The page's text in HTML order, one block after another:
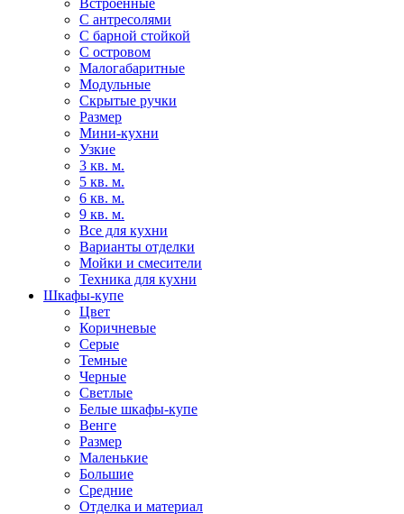
Встроенные
С антресолями
С барной стойкой
С островом
Малогабаритные
Модульные
Скрытые ручки
Размер
Мини-кухни
Узкие
3 кв. м.
5 кв. м.
6 кв. м.
9 кв. м.
Все для кухни
Варианты отделки
Мойки и смесители
Техника для кухни
Шкафы-купе
Цвет
Коричневые
Серые
Темные
Черные
Светлые
Белые шкафы-купе
Венге
Размер
Маленькие
Большие
Средние
Отделка и материал